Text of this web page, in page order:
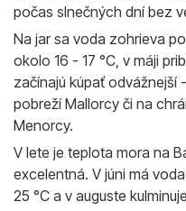
počas slnečných dní bez
Na jar sa voda zohrieva
okolo 16 - 17 °C, v máji
začínajú kúpať odvážnejší
pobreží Mallorcy či na
Menorcy.
V lete je teplota mora na
excelentná. V júni má
25 °C a v auguste